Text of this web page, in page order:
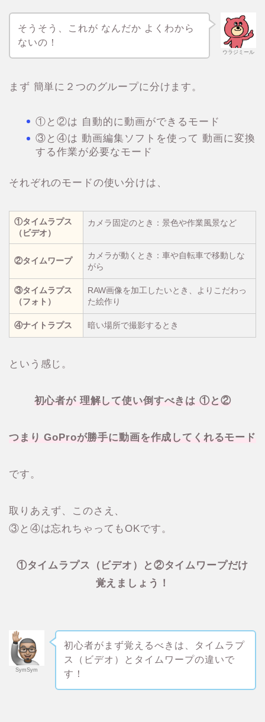
ウラジミール
そうそう、これが なんだか よくわから
ないの！
まず 簡単に２つのグループに分けます。
①と②は 自動的に動画ができるモード
③と④は 動画編集ソフトを使って 動画に変換
する作業が必要なモード
それぞれのモードの使い分けは、
①タイムラプス
（ビデオ）
カメラ固定のとき：景色や作業風景など
②タイムワープ
カメラが動くとき：車や自転車で移動しな
がら
③タイムラプス
（フォト）
RAW画像を加工したいとき、よりこだわっ
た絵作り
④ナイトラプス 暗い場所で撮影するとき
という感じ。
初心者が 理解して使い倒すべきは ①と②
つまり GoProが勝手に動画を作成してくれるモード
です。
取りあえず、このさえ、
③と④は忘れちゃってもOKです。
①タイムラプス（ビデオ）と②タイムワープだけ
覚えましょう！
SymSym
初心者がまず覚えるべきは、タイムラプ
ス（ビデオ）とタイムワープの違いで
す！